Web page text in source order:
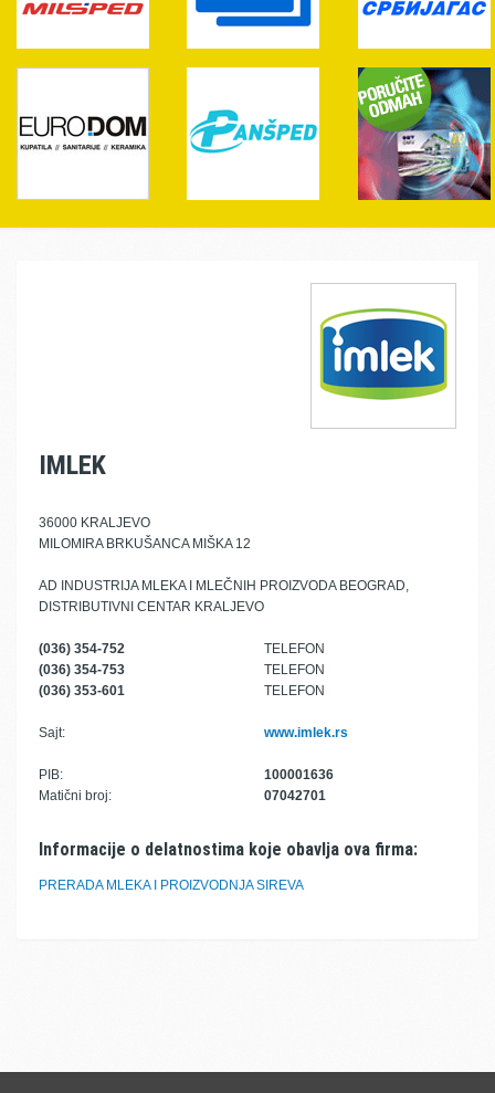
IMLEK
36000 KRALJEVO
MILOMIRA BRKUŠANCA MIŠKA 12
AD INDUSTRIJA MLEKA I MLEČNIH PROIZVODA BEOGRAD,
DISTRIBUTIVNI CENTAR KRALJEVO
(036) 354-752
TELEFON
(036) 354-753
TELEFON
(036) 353-601
TELEFON
Sajt: www.imlek.rs
PIB:
100001636
Matični broj:
07042701
Informacije o delatnostima koje obavlja ova firma:
PRERADA MLEKA I PROIZVODNJA SIREVA